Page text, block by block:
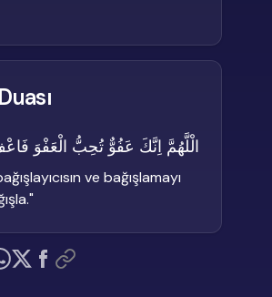
الْلَّهُمَّ اِنَّكَ عَفُوٌّ تُحِبُّ الْعَفْوَ
ve bağışlamayı
"